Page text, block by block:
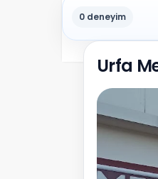
0 deneyim
Urfa